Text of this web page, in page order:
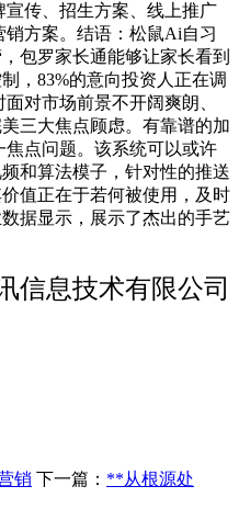
传、招生方案、线上推广
方案。结语：松鼠Ai自习
包罗家长通能够让家长看到
，83%的意向投资人正在调
对市场前景不开阔爽朗、
三大焦点顾虑。有靠谱的加
点问题。该系统可以或许
和算法模子，针对性的推送
值正在于若何被使用，及时
据显示，展示了杰出的手艺
信息技术有限公司
销 下一篇： **从根源处